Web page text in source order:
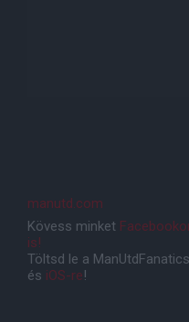
manutd.com
Kövess minket
is!
Töltsd le a
és iOS-re!